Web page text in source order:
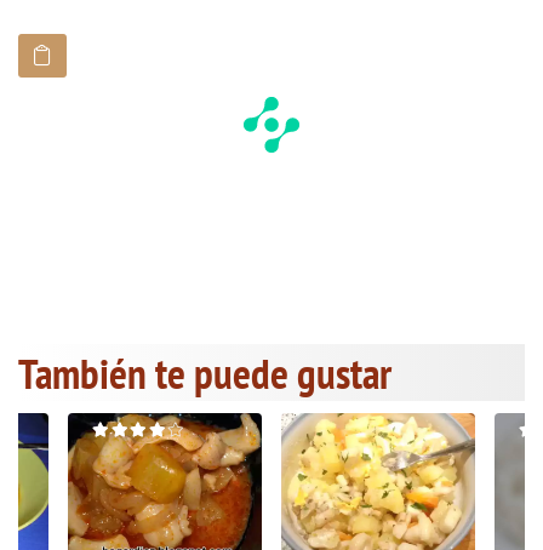
También te puede gustar